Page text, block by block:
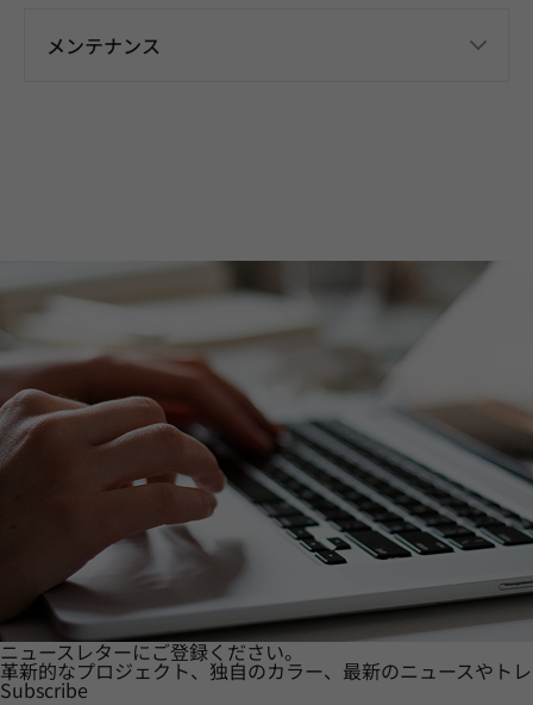
メンテナンス
ニュースレターにご登録ください。
革新的なプロジェクト、独自のカラー、最新のニュースやト
Subscribe